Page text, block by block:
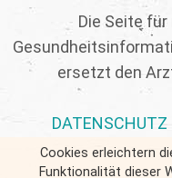
Die Seite
ersetzt den
DATENSCHUTZ
Cookies erleichtern
Funktionalität dieser